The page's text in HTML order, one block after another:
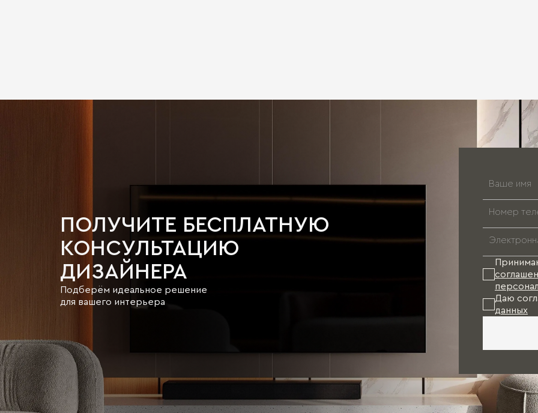
ПОЛУЧИТЕ БЕСПЛАТНУЮ
КОНСУЛЬТАЦИЮ
ДИЗАЙНЕРА
Подберём идеальное решение
для вашего интерьера
Даю
данных